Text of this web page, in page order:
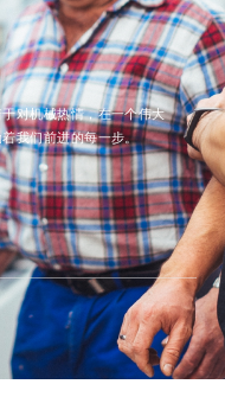
对机械热情，在一个伟大
我们前进的每一步。